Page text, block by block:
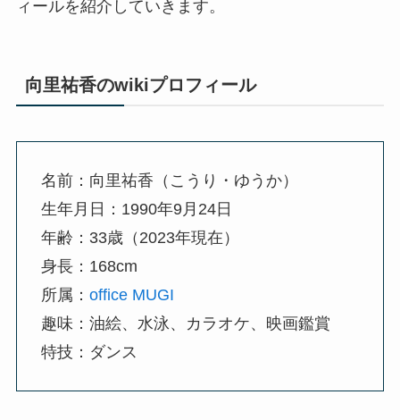
ィールを紹介していきます。
向里祐香のwikiプロフィール
名前：向里祐香（こうり・ゆうか）
生年月日：1990年9月24日
年齢：33歳（2023年現在）
身長：168cm
所属： office MUGI
趣味：油絵、水泳、カラオケ、映画鑑賞
特技：ダンス